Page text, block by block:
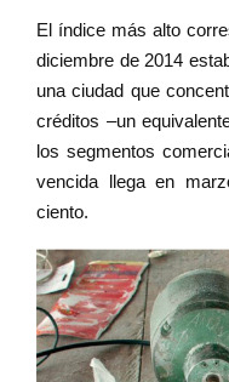
El índice más alto
diciembre de 2014
una ciudad que
créditos –un
los segmentos
vencida llega en
ciento.